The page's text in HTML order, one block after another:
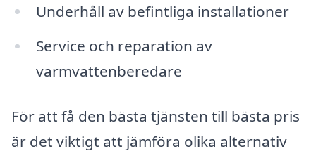
Underhåll av befintliga installationer
Service och reparation av
varmvattenberedare
För att få den bästa tjänsten till bästa pris
är det viktigt att jämföra olika alternativ